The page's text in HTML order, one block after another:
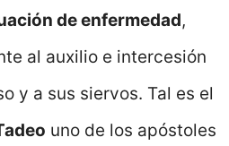
de enfermedad,
al auxilio e intercesión
y a sus siervos. Tal es el
uno de los apóstoles